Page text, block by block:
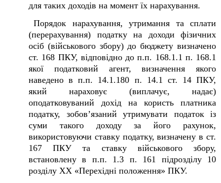
для таких доходів на момент їх нарахування.
Порядок нарахування, утримання та сплати
(перерахування) податку на доходи фізичних
осіб (військового збору) до бюджету визначено
ст. 168 ПКУ, відповідно до п.п. 168.1.1 п. 168.1
якої податковий агент, визначення якого
наведено в п.п. 14.1.180 п. 14.1 ст. 14 ПКУ,
який нараховує (виплачує, надає)
оподатковуваний дохід на користь платника
податку, зобов’язаний утримувати податок із
суми такого доходу за його рахунок,
використовуючи ставку податку, визначену в ст.
167 ПКУ та ставку військового збору,
встановлену в п.п. 1.3 п. 161 підрозділу 10
розділу XX «Перехідні положення» ПКУ.